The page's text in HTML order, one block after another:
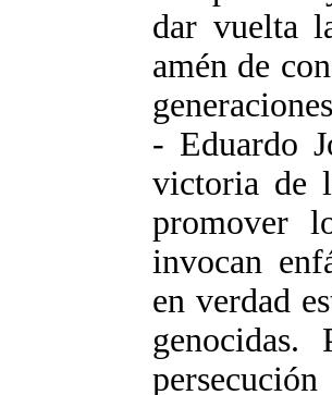
dar vuelta
amén de
- Eduardo
victoria de
promover
invocan
en verdad